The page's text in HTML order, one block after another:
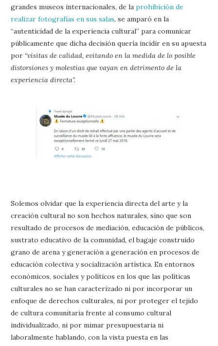
grandes museos internacionales, de laprohibición de
realizar fotografías en sus salas, se amparó en la
“autenticidad de la experiencia cultural” para comunicar
públicamente que dicha decisión quería incidir en su apuesta
por “visitas de calidad, evitando en la medida de lo posible
distorsiones y molestias que vayan en detrimento de la
experiencia directa”.
Solemos olvidar que la experiencia directa del arte y la
creación cultural no son hechos naturales, sino que son
resultado de procesos de mediación, educación de públicos,
sustrato educativo de la comunidad, el bagaje construido
grano de arena y generación a generación en procesos de
educación colectiva y socialización artística. En entornos
económicos, sociales y políticos en los que las políticas
culturales no se han caracterizado ni por incorporar un
enfoque de derechos culturales, ni por proteger el tejido
de cultura comunitaria frente al consumo cultural
individualizado, ni por mimar presupuestaria ni
laboralmente hablando, con la vista puesta en las